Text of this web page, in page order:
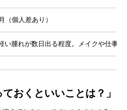
（個人差あり）
い腫れが数日出る程度。メイクや仕事
おくといいことは？」